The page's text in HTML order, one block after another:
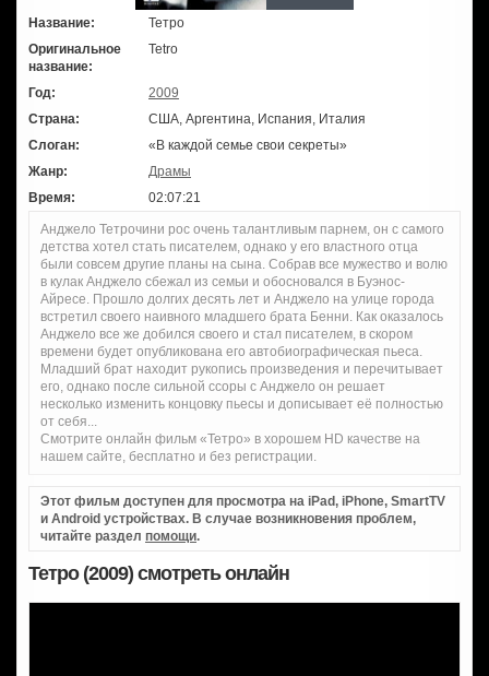
Название:
Тетро
Оригинальное
название:
Tetro
Год:
2009
Страна:
США, Аргентина, Испания, Италия
Слоган:
«В каждой семье свои секреты»
Жанр:
Драмы
Время:
02:07:21
Анджело Тетрочини рос очень талантливым парнем, он с самого
детства хотел стать писателем, однако у его властного отца
были совсем другие планы на сына. Собрав все мужество и волю
в кулак Анджело сбежал из семьи и обосновался в Буэнос-
Айресе. Прошло долгих десять лет и Анджело на улице города
встретил своего наивного младшего брата Бенни. Как оказалось
Анджело все же добился своего и стал писателем, в скором
времени будет опубликована его автобиографическая пьеса.
Младший брат находит рукопись произведения и перечитывает
его, однако после сильной ссоры с Анджело он решает
несколько изменить концовку пьесы и дописывает её полностью
от себя...
Смотрите онлайн фильм «Тетро» в хорошем HD качестве на
нашем сайте, бесплатно и без регистрации.
Этот фильм доступен для просмотра на iPad, iPhone, SmartTV
и Android устройствах. В случае возникновения проблем,
читайте раздел помощи.
Тетро (2009) смотреть онлайн